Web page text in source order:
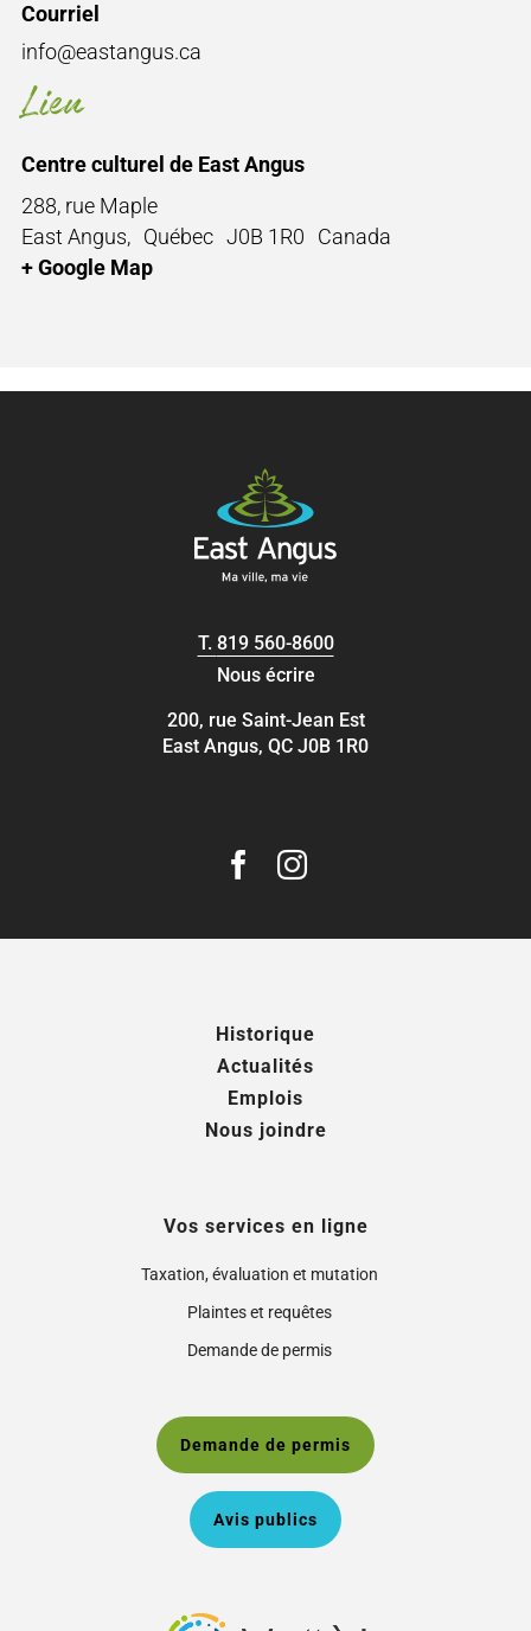
Lieu
Centre culturel de East Angus
288, rue Maple
East Angus, Québec J0B 1R0
Canada
+ Google Map
Courriel
info@eastangus.ca
T. 819 560-8600
Nous écrire
200, rue Saint-Jean Est
East Angus, QC J0B 1R0
Historique
Actualités
Emplois
Nous joindre
Vos services en ligne
Taxation, évaluation et mutation
Plaintes et requêtes
Demande de permis
Demande de permis
Avis publics